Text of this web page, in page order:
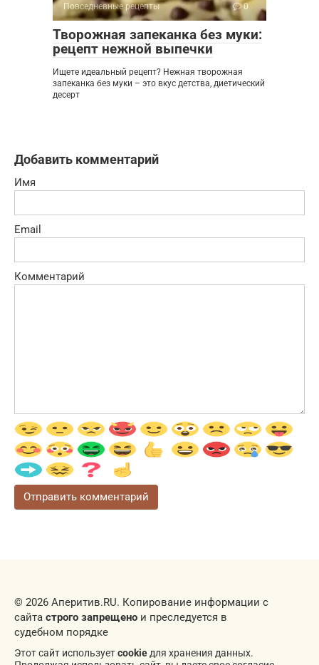
Повседневные рецепты 0
Творожная запеканка без муки:
рецепт нежной выпечки
Ищете идеальный рецепт? Нежная творожная
запеканка без муки – это вкус детства, диетический
десерт
Добавить комментарий
Имя
Email
Комментарий
© 2026 Аперитив.RU. Копирование информации с
сайта строго запрещено и преследуется в
судебном порядке
Этот сайт используетcookieдля хранения данных.